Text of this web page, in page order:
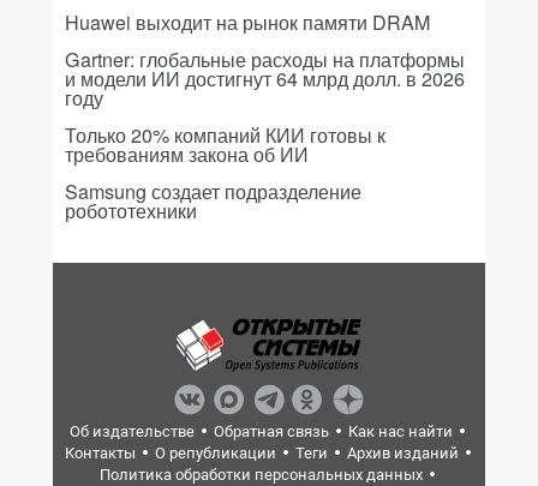
Huawei выходит на рынок памяти DRAM
Gartner: глобальные расходы на платформы
и модели ИИ достигнут 64 млрд долл. в 2026
году
Только 20% компаний КИИ готовы к
требованиям закона об ИИ
Samsung создает подразделение
робототехники
Об издательстве Обратная связь
Как нас найти
Контакты
О републикации Теги
Архив изданий
Политика обработки персональных данных